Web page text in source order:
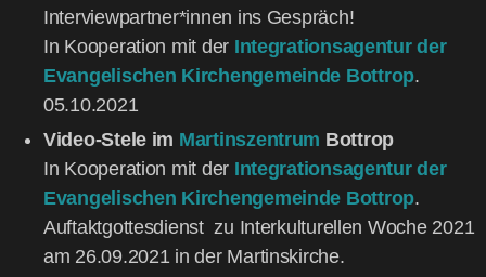
Interviewpartner*innen ins Gespräch!
In Koope­ra­ti­on mit der Inte­gra­ti­ons­agen­tur der
Evan­ge­li­schen Kir­chen­ge­mein­de Bot­trop.
05.10.2021
Video-Ste­le im Mar­tins­zen­trum Bot­trop
In Koope­ra­ti­on mit der Inte­gra­ti­ons­agen­tur der
Evan­ge­li­schen Kir­chen­ge­mein­de Bot­trop.
Auf­takt­got­tes­dienst zu Inter­kul­tu­rel­len Woche 2021
am 26.09.2021 in der Mar­tins­kir­che.